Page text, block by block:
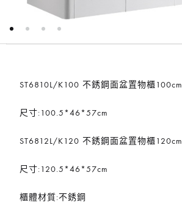
ST6810L/K100 不銹鋼面盆置物櫃100cm
尺寸:100.5*46*57cm
ST6812L/K120 不銹鋼面盆置物櫃120cm
尺寸:120.5*46*57cm
櫃體材質:不銹鋼